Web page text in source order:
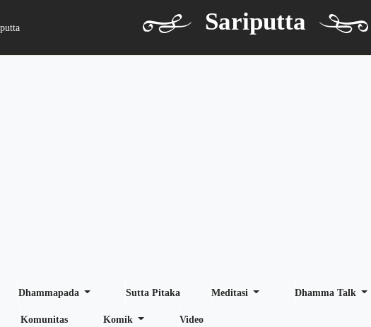
Sariputta
Dhammapada Sutta Pitaka Meditasi Dhamma Talk
Komunitas Komik Video